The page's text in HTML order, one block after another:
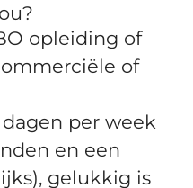
opleiding of
of
per week
en een
gelukkig is